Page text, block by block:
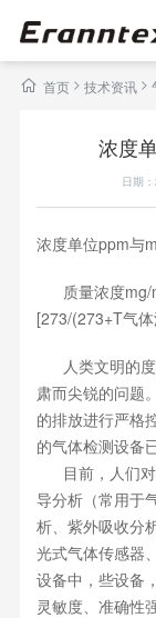
首页> 技术资讯 >
浓度
日期
浓度单位ppm与
质量浓度mg/
[273/(273+T气体
人类文明的度
肃而尖锐的问题
的排放进行严格
的气体检测设备
目前，人们对
导分析（常用于
析、紫外吸收分
光式气体传感器
设备中，些设备
灵敏度、准确性